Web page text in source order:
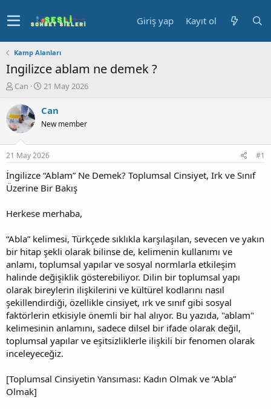
Giriş yap Kayıt ol
Kamp Alanları
Ingilizce ablam ne demek ?
K
n
u
y
b
a
ş
l
a
a
Can
B
ş
a
g
ı
ç
t
a
i
i
21 May 2026
Can
New member
21 May 2026 #1
İngilizce “Ablam” Ne Demek? Toplumsal Cinsiyet, Irk ve Sınıf
Üzerine Bir Bakış
Herkese merhaba,
“Abla” kelimesi, Türkçede sıklıkla karşılaşılan, sevecen ve yakın
bir hitap şekli olarak bilinse de, kelimenin kullanımı ve
anlamı, toplumsal yapılar ve sosyal normlarla etkileşim
halinde değişiklik gösterebiliyor. Dilin bir toplumsal yapı
olarak bireylerin ilişkilerini ve kültürel kodlarını nasıl
şekillendirdiği, özellikle cinsiyet, ırk ve sınıf gibi sosyal
faktörlerin etkisiyle önemli bir hal alıyor. Bu yazıda, "ablam"
kelimesinin anlamını, sadece dilsel bir ifade olarak değil,
toplumsal yapılar ve eşitsizliklerle ilişkili bir fenomen olarak
inceleyeceğiz.
[Toplumsal Cinsiyetin Yansıması: Kadın Olmak ve “Abla”
Olmak]